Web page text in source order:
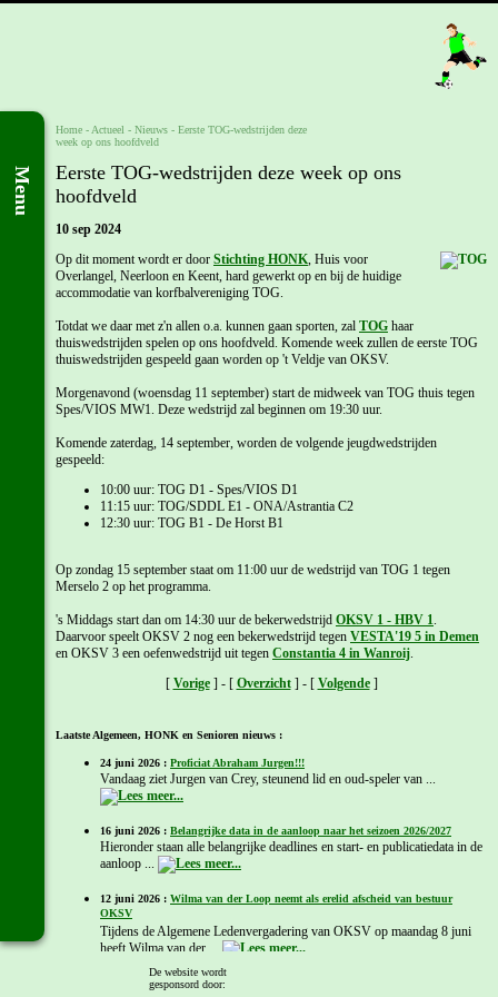
Menu
Home - Actueel - Nieuws - Eerste TOG-wedstrijden deze
week op ons hoofdveld
Eerste TOG-wedstrijden deze week op ons
hoofdveld
10 sep 2024
Op dit moment wordt er door Stichting HONK, Huis voor
Overlangel, Neerloon en Keent, hard gewerkt op en bij de huidige
accommodatie van korfbalvereniging TOG.
Totdat we daar met z'n allen o.a. kunnen gaan sporten, zal TOG haar
thuiswedstrijden spelen op ons hoofdveld. Komende week zullen de eerste TOG
thuiswedstrijden gespeeld gaan worden op 't Veldje van OKSV.
Morgenavond (woensdag 11 september) start de midweek van TOG thuis tegen
Spes/VIOS MW1. Deze wedstrijd zal beginnen om 19:30 uur.
Komende zaterdag, 14 september, worden de volgende jeugdwedstrijden
gespeeld:
10:00 uur: TOG D1 - Spes/VIOS D1
11:15 uur: TOG/SDDL E1 - ONA/Astrantia C2
12:30 uur: TOG B1 - De Horst B1
Op zondag 15 september staat om 11:00 uur de wedstrijd van TOG 1 tegen
Merselo 2 op het programma.
's Middags start dan om 14:30 uur de bekerwedstrijd OKSV 1 - HBV 1.
Daarvoor speelt OKSV 2 nog een bekerwedstrijd tegen VESTA'19 5 in Demen
en OKSV 3 een oefenwedstrijd uit tegen Constantia 4 in Wanroij.
[ Vorige] - [ Overzicht] - [ Volgende]
Laatste Algemeen, HONK en Senioren nieuws :
24 juni 2026 : Proficiat Abraham Jurgen!!!
Vandaag ziet Jurgen van Crey, steunend lid en oud-speler van ...
16 juni 2026 : Belangrijke data in de aanloop naar het seizoen 2026/2027
Hieronder staan alle belangrijke deadlines en start- en publicatiedata in de
aanloop ...
12 juni 2026 : Wilma van der Loop neemt als erelid afscheid van bestuur
OKSV
Tijdens de Algemene Ledenvergadering van OKSV op maandag 8 juni
heeft Wilma van der ...
De website wordt
gesponsord door: